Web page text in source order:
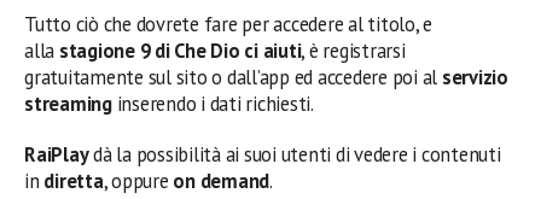
Tutto ciò che dovrete fare per accedere al titolo, e
alla stagione 9 di Che Dio ci aiuti, è registrarsi
gratuitamente sul sito o dall’app ed accedere poi al servizio
streaminginserendo i dati richiesti.
RaiPlaydà la possibilità ai suoi utenti di vedere i contenuti
in diretta, oppure on demand.